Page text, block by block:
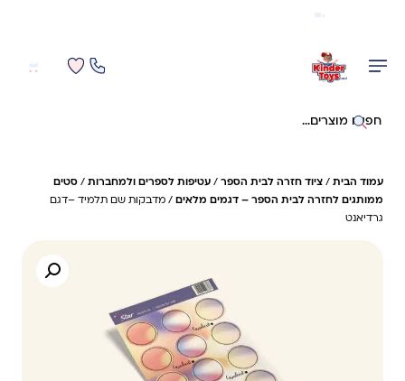
חיפוש באתר
עמוד הבית / ציוד חזרה לבית הספר / עטיפות לספרים ולמחברות / סטים
ממותגים לחזרה לבית הספר – דגמים מלאים / מדבקות שם תלמיד –דגם
גרדיאנט